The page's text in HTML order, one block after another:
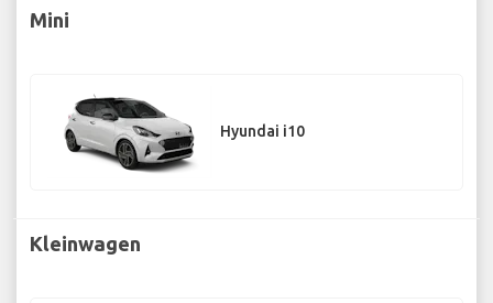
Mini
Hyundai i10
Kleinwagen